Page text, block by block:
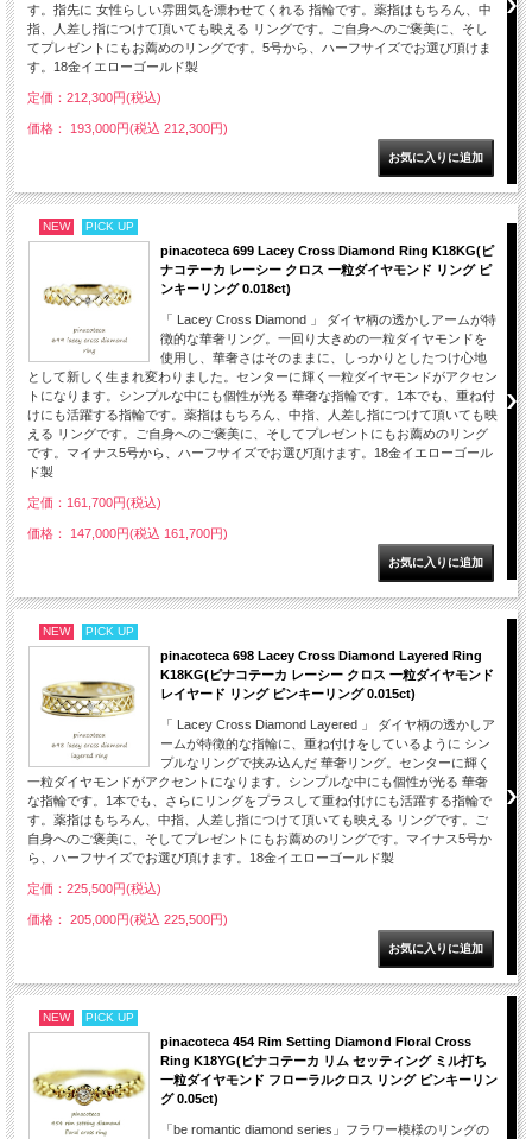
す。指先に 女性らしい雰囲気を漂わせてくれる 指輪です。薬指はもちろん、中
指、人差し指につけて頂いても映える リングです。ご自身へのご褒美に、そし
てプレゼントにもお薦めのリングです。5号から、ハーフサイズでお選び頂けま
す。18金イエローゴールド製
定価：212,300円(税込)
価格： 193,000円(税込 212,300円)
NEW PICK UP
pinacoteca 699 Lacey Cross Diamond Ring K18KG(ピ
ナコテーカ レーシー クロス 一粒ダイヤモンド リング ピ
ンキーリング 0.018ct)
「 Lacey Cross Diamond 」 ダイヤ柄の透かしアームが特
徴的な華奢リング。一回り大きめの一粒ダイヤモンドを
使用し、華奢さはそのままに、しっかりとしたつけ心地
として新しく生まれ変わりました。センターに輝く一粒ダイヤモンドがアクセン
トになります。シンプルな中にも個性が光る 華奢な指輪です。1本でも、重ね付
けにも活躍する指輪です。薬指はもちろん、中指、人差し指につけて頂いても映
える リングです。ご自身へのご褒美に、そしてプレゼントにもお薦めのリング
です。マイナス5号から、ハーフサイズでお選び頂けます。18金イエローゴール
ド製
定価：161,700円(税込)
価格： 147,000円(税込 161,700円)
NEW PICK UP
pinacoteca 698 Lacey Cross Diamond Layered Ring
K18KG(ピナコテーカ レーシー クロス 一粒ダイヤモンド
レイヤード リング ピンキーリング 0.015ct)
「 Lacey Cross Diamond Layered 」 ダイヤ柄の透かしア
ームが特徴的な指輪に、重ね付けをしているように シン
プルなリングで挟み込んだ 華奢リング。センターに輝く
一粒ダイヤモンドがアクセントになります。シンプルな中にも個性が光る 華奢
な指輪です。1本でも、さらにリングをプラスして重ね付けにも活躍する指輪で
す。薬指はもちろん、中指、人差し指につけて頂いても映える リングです。ご
自身へのご褒美に、そしてプレゼントにもお薦めのリングです。マイナス5号か
ら、ハーフサイズでお選び頂けます。18金イエローゴールド製
定価：225,500円(税込)
価格： 205,000円(税込 225,500円)
NEW PICK UP
pinacoteca 454 Rim Setting Diamond Floral Cross
Ring K18YG(ピナコテーカ リム セッティング ミル打ち
一粒ダイヤモンド フローラルクロス リング ピンキーリン
グ 0.05ct)
「be romantic diamond series」フラワー模様のリングの